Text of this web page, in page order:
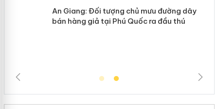
An Giang: Đối tượng chủ mưu đường
dây bán hàng giả tại Phú Quốc ra đầu